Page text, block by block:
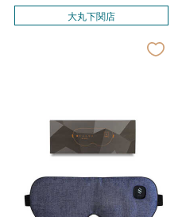
大丸下関店